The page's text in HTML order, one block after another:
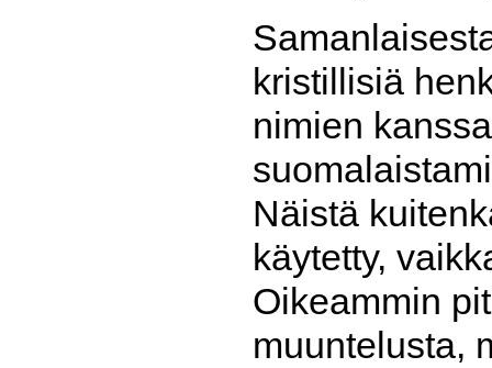
kristillisiä
nimien
Näistä
käytetty,
Oikeammin
muuntelusta,